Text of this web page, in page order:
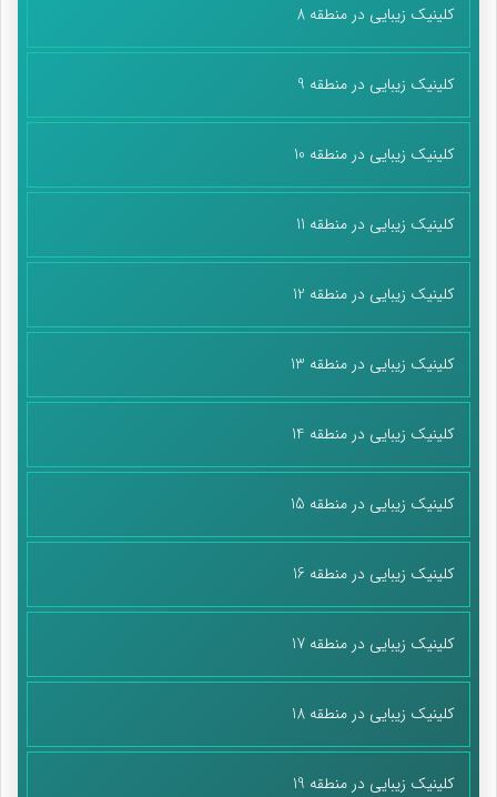
کلینیک زیبایی در منطقه 8
کلینیک زیبایی در منطقه 9
کلینیک زیبایی در منطقه 10
کلینیک زیبایی در منطقه 11
کلینیک زیبایی در منطقه 12
کلینیک زیبایی در منطقه 13
کلینیک زیبایی در منطقه 14
کلینیک زیبایی در منطقه 15
کلینیک زیبایی در منطقه 16
کلینیک زیبایی در منطقه 17
کلینیک زیبایی در منطقه 18
کلینیک زیبایی در منطقه 19